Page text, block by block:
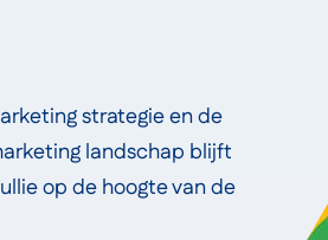
strategie en de
landschap blijft
op de hoogte van de